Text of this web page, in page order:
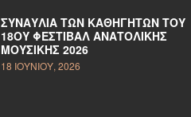
ΣΥΝΑΥΛΊΑ ΤΩΝ ΚΑΘΗΓΗΤΏΝ ΤΟΥ
18ΟΥ ΦΕΣΤΙΒΆΛ ΑΝΑΤΟΛΙΚΉΣ
ΜΟΥΣΙΚΉΣ 2026
18 ΙΟΥΝΊΟΥ, 2026